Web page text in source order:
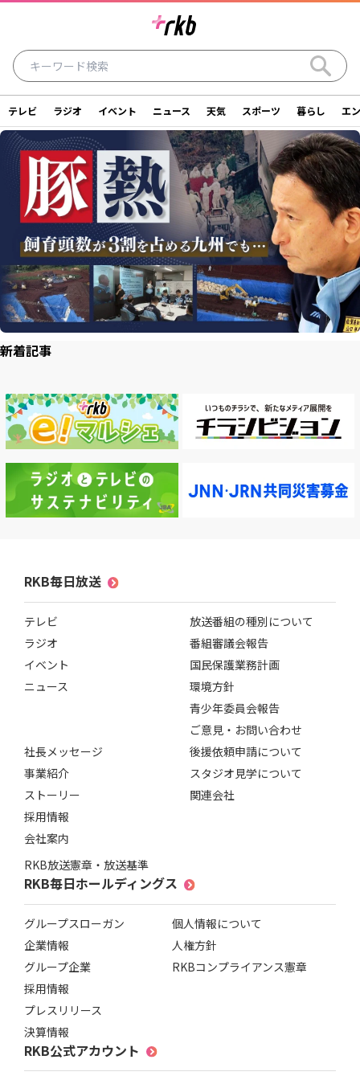
テレビ ラジオ イベント ニュース
天気 スポーツ 暮らし エンタメ
SDGs アナウンサー ライター シリーズ
投稿 ショッピング SNS一覧
ご意見・お問い合わせ
後援依頼申請について
スタジオ見学について
採用情報について
会社情報
RKB毎日放送株式会社
関連会社
著作権とリンク
利用者情報の外部送信について
テレビ ラジオ イベント ニュース 天気 スポーツ 暮らし エ
新着記事
RKB毎日放送
テレビ
ラジオ
イベント
ニュース
社長メッセージ
事業紹介
ストーリー
採用情報
会社案内
RKB放送憲章・放送基準
放送番組の種別について
番組審議会報告
国民保護業務計画
環境方針
青少年委員会報告
ご意見・お問い合わせ
後援依頼申請について
スタジオ見学について
関連会社
RKB毎日ホールディングス
グループスローガン
企業情報
グループ企業
採用情報
プレスリリース
決算情報
個人情報について
人権方針
RKBコンプライアンス憲章
RKB公式アカウント